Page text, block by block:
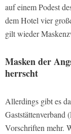
auf einem Podest
dem Hotel vier
gilt wieder
Masken der
herrscht
Allerdings gibt es
Vorschriften mehr.